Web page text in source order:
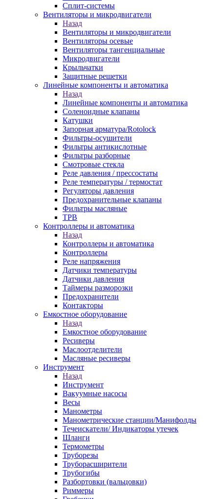
Сплит-системы
Вентиляторы и микродвигатели
Назад
Вентиляторы и микродвигатели
Вентиляторы осевые
Вентиляторы тангенциальные
Микродвигатели
Крыльчатки
Защитные решетки
Линейные компоненты и автоматика
Назад
Линейные компоненты и автоматика
Соленоидные клапаны
Катушки
Запорная арматура/Rotolock
Фильтры-осушители
Фильтры антикислотные
Фильтры разборные
Смотровые стекла
Реле давления / прессостаты
Реле температуры / термостат
Регуляторы давления
Предохранительные клапаны
Фильтры масляные
ТРВ
Контроллеры и автоматика
Назад
Контроллеры и автоматика
Контроллеры
Реле напряжения
Датчики температуры
Датчики давления
Таймеры разморозки
Предохранители
Контакторы
Емкостное оборудование
Назад
Емкостное оборудование
Ресиверы
Маслоотделители
Масляные ресиверы
Инструмент
Назад
Инструмент
Вакуумные насосы
Весы
Манометры
Манометрические станции/Манифолды
Течеискатели/ Индикаторы утечек
Шланги
Термометры
Труборезы
Труборасширители
Трубогибы
Разбортовки (вальцовки)
Риммеры